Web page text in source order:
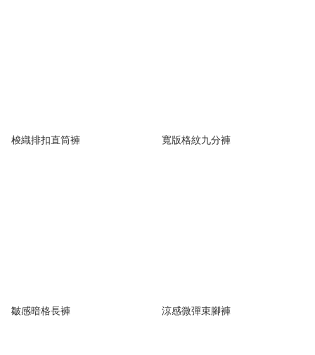
梭織排扣直筒褲 寬版格紋九分褲
皺感暗格長褲 涼感微彈束腳褲